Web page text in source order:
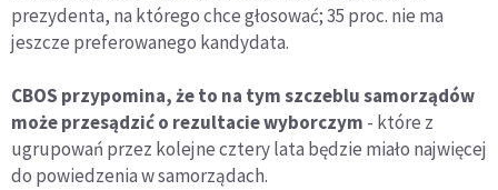
prezydenta, na którego chce głosować; 35 proc. nie ma
jeszcze preferowanego kandydata.
CBOS przypomina, że to na tym szczeblu samorządów
może przesądzić o rezultacie wyborczym - które z
ugrupowań przez kolejne cztery lata będzie miało najwięcej
do powiedzenia w samorządach.